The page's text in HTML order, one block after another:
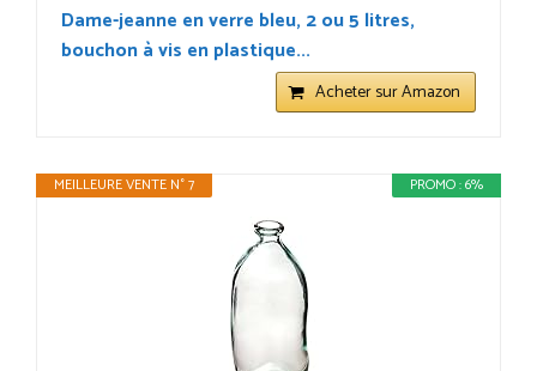
Dame-jeanne en verre bleu, 2 ou 5 litres,
bouchon à vis en plastique...
Acheter sur Amazon
PROMO : 6%
MEILLEURE VENTE N° 7